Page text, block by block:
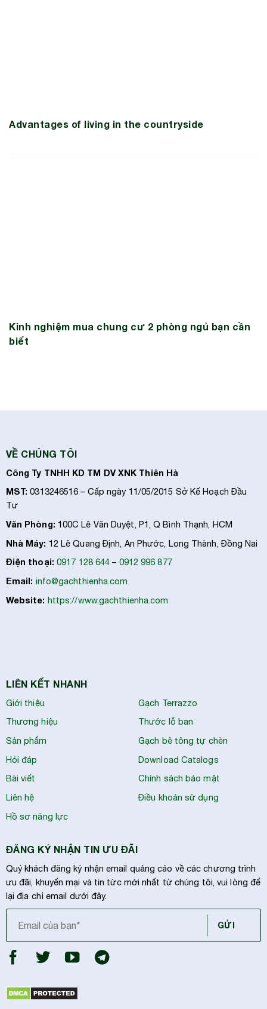
Advantages of living in the countryside
Kinh nghiệm mua chung cư 2 phòng ngủ bạn cần
biết
VỀ CHÚNG TÔI
Công Ty TNHH KD TM DV XNK Thiên Hà
MST: 0313246516 – Cấp ngày 11/05/2015 Sở Kế Hoạch Đầu
Tư
Văn Phòng: 100C Lê Văn Duyệt, P1, Q Bình Thạnh, HCM
Nhà Máy: 12 Lê Quang Định, An Phước, Long Thành, Đồng Nai
Điện thoại: 0917 128 644 – 0912 996 877
Email: info@gachthienha.com
Website: https://www.gachthienha.com
LIÊN KẾT NHANH
Giới thiệu
Thương hiệu
Sản phẩm
Hỏi đáp
Bài viết
Liên hệ
Hồ sơ năng lực
Gạch Terrazzo
Thước lỗ ban
Gạch bê tông tự chèn
Download Catalogs
Chính sách bảo mật
Điều khoản sử dụng
ĐĂNG KÝ NHẬN TIN ƯU ĐÃI
Quý khách đăng ký nhận email quảng cáo về các chương trình
ưu đãi, khuyến mại và tin tức mới nhất từ chúng tôi, vui lòng để
lại địa chỉ email dưới đây.